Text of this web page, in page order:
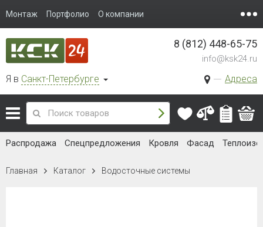
Монтаж Портфолио О компании
Я в Санкт-Петербурге Адреса
8 (812) 448-65-75
info@ksk24.ru
Распродажа Спецпредложения Кровля Фасад
Главная Каталог Водосточные системы